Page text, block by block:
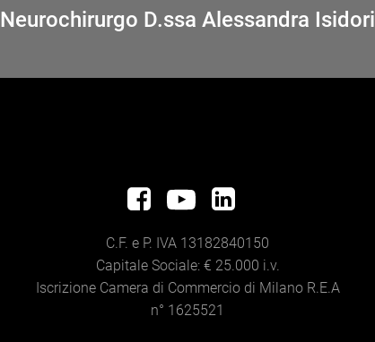
Neurochirurgo D.ssa Alessandra Isidori
C.F. e P. IVA 13182840150
Capitale Sociale: € 25.000 i.v.
Iscrizione Camera di Commercio di Milano R.E.A
n° 1625521